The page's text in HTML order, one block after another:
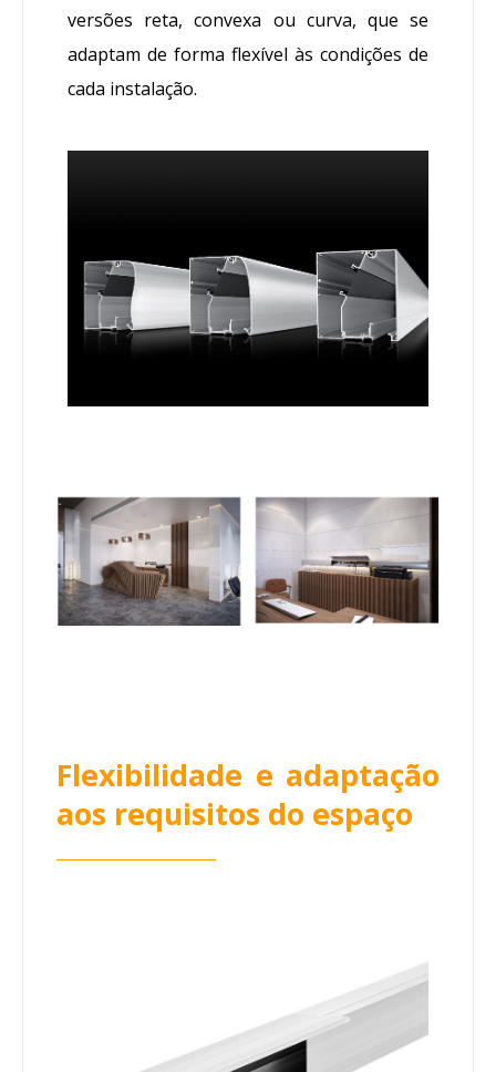
versões reta, convexa ou curva, que se
adaptam de forma flexível às condições de
cada instalação.
Flexibilidade e adaptação
aos requisitos do espaço